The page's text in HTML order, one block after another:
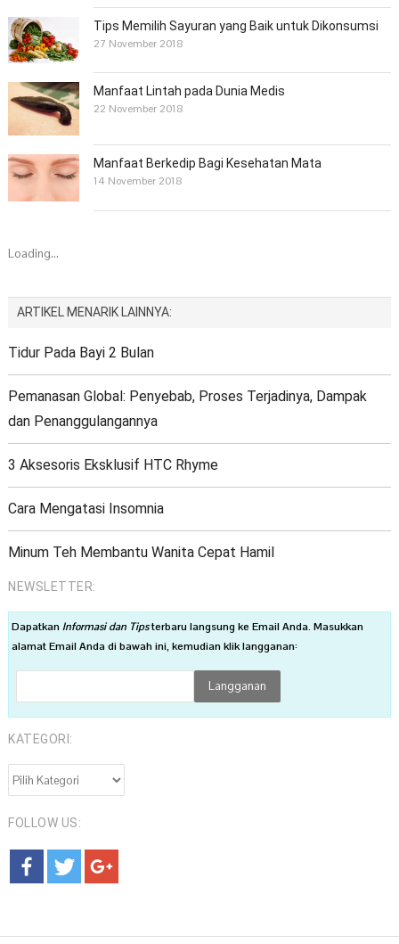
Tips Memilih Sayuran yang Baik untuk Dikonsumsi
27 November 2018
Manfaat Lintah pada Dunia Medis
22 November 2018
Manfaat Berkedip Bagi Kesehatan Mata
14 November 2018
Loading...
ARTIKEL MENARIK LAINNYA:
Tidur Pada Bayi 2 Bulan
Pemanasan Global: Penyebab, Proses Terjadinya, Dampak
dan Penanggulangannya
3 Aksesoris Eksklusif HTC Rhyme
Cara Mengatasi Insomnia
Minum Teh Membantu Wanita Cepat Hamil
NEWSLETTER:
DapatkanInformasi dan Tipsterbaru langsung ke Email Anda. Masukkan
alamat Email Anda di bawah ini, kemudian klik langganan:
KATEGORI:
KATEGORI:
FOLLOW US: